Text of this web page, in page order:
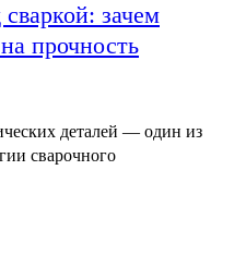
зачем
прочность
деталей — один из
сварочного